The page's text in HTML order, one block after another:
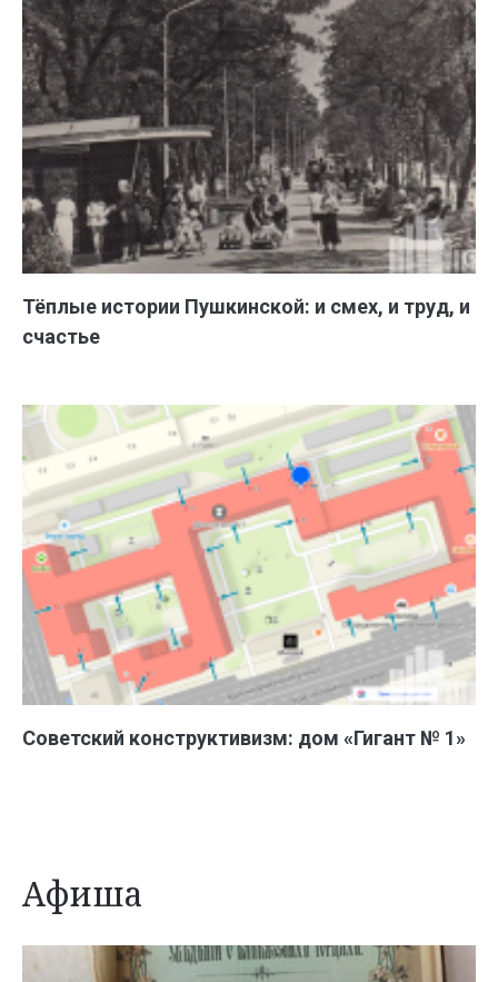
Тёплые истории Пушкинской: и смех, и труд, и
счастье
Советский конструктивизм: дом «Гигант № 1»
Афиша